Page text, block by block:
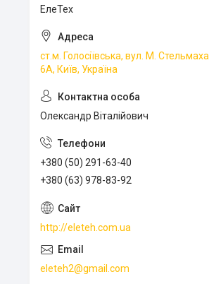
ЕлеТех
ст.м. Голосіївська, вул. М. Стельмаха
6А, Київ, Україна
Олександр Віталійович
+380 (50) 291-63-40
+380 (63) 978-83-92
http://eleteh.com.ua
eleteh2@gmail.com